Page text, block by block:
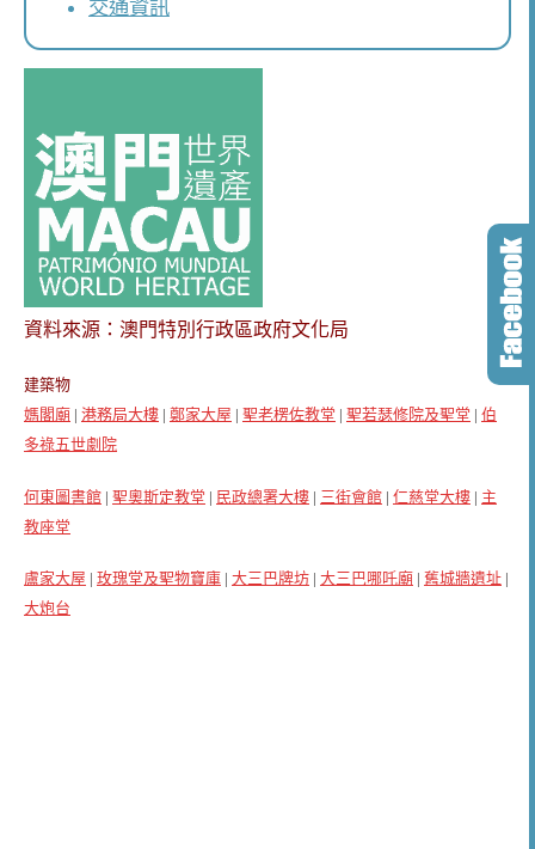
交通資訊
資料來源：澳門特別行政區政府文化局
建築物
媽閣廟 | 港務局大樓 | 鄭家大屋 | 聖老楞佐教堂 | 聖若瑟修院及聖堂 | 伯
多祿五世劇院
何東圖書館 | 聖奧斯定教堂 | 民政總署大樓 | 三街會館 | 仁慈堂大樓 | 主
教座堂
盧家大屋 | 玫瑰堂及聖物寶庫 | 大三巴牌坊 | 大三巴哪吒廟 | 舊城牆遺址 |
大炮台